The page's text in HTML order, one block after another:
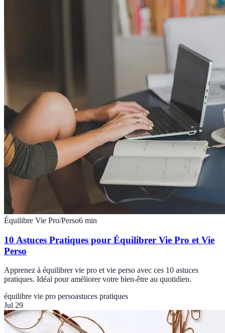
Équilibre Vie Pro/Perso6 min
10 Astuces Pratiques pour Équilibrer Vie Pro et Vie
Perso
Apprenez à équilibrer vie pro et vie perso avec ces 10 astuces
pratiques. Idéal pour améliorer votre bien-être au quotidien.
équilibre vie pro persoastuces pratiques
Jul 29